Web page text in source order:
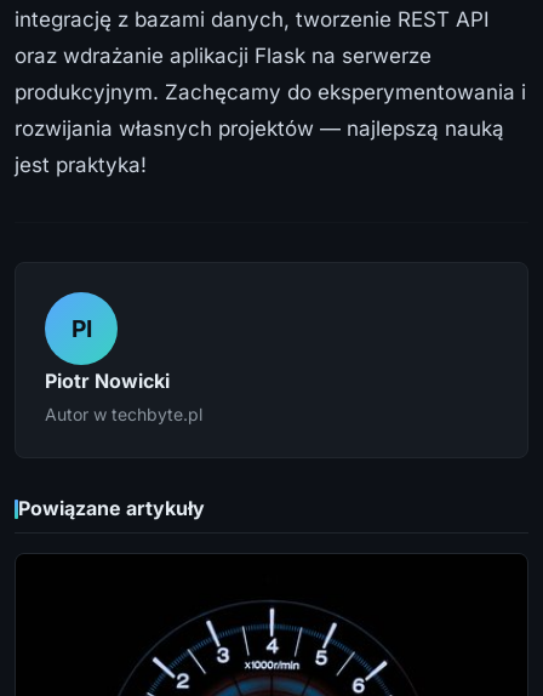
integrację z bazami danych, tworzenie REST API
oraz wdrażanie aplikacji Flask na serwerze
produkcyjnym. Zachęcamy do eksperymentowania i
rozwijania własnych projektów — najlepszą nauką
jest praktyka!
PI
Piotr Nowicki
Autor w techbyte.pl
Powiązane artykuły